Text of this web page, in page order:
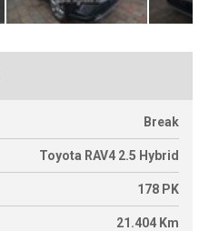
Break
Toyota RAV4 2.5 Hybrid
178 PK
21.404 Km